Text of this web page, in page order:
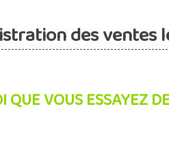
des ventes
QUE VOUS ESSAYEZ